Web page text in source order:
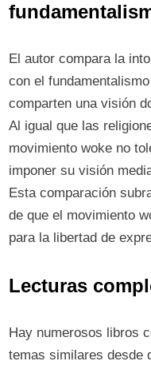
El autor compara la
con el
comparten una visión
Al igual que las
movimiento woke no
imponer su visión
Esta comparación
de que el movimiento
para la libertad de
Lecturas
Hay numerosos libros
temas similares desde